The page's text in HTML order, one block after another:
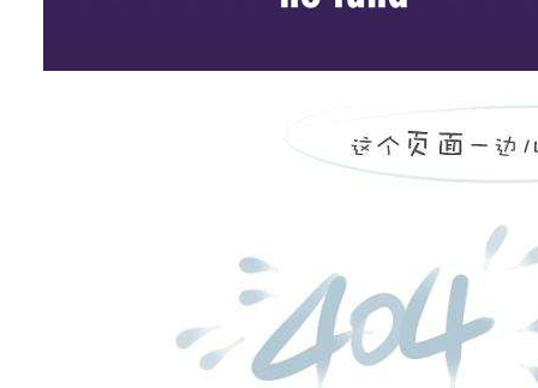
整个会议仅持续30分钟，直奔主题，务实高效。
日常工作进行统筹调度，精细化管理，由谭崇尧副总经理召集
度，及时有效地解决产供销工作中出现的问题，主动快速地服
多年的快速发展，枝江酒业拥有了不断壮大的全国性销售市
了新的要求与挑战。每到产销旺季，相关部门就变得异常的紧
日的工作都有计划、有方案、有落实，做到日清日毕。枝江酒
调度，有效节约了公司的运营成本，提升了企业的运转效率。
2015年生产旺季，枝江酒业新开发柔雅枝江王、老枝江、小
是得益于运营中心的准确预测、得力调度，各相关部门的紧密
2016年元月一个月发货就达到10万件，销售额达3000多万元。
与产供销运营中心配套，今年3月初枝江酒业正式成立销售